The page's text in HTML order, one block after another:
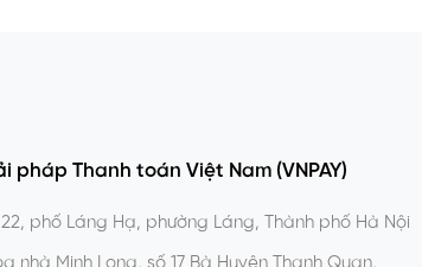
pháp Thanh toán Việt Nam (VNPAY)
22, phố Láng Hạ, phường Láng, Thành phố Hà Nội